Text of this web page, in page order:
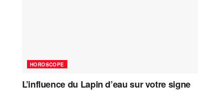
HOROSCOPE
L’influence du Lapin d’eau sur votre signe